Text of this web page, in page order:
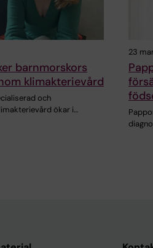
barnmorskors
klimakterievård
och
ökar i…
23